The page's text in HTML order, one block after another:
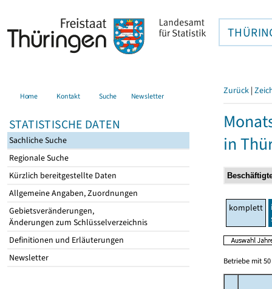
Home Kontakt Suche Newsletter
STATISTISCHE DATEN
Sachliche Suche
Regionale Suche
Kürzlich bereitgestellte Daten
Allgemeine Angaben, Zuordnungen
Gebietsveränderungen,
Änderungen zum Schlüsselverzeichnis
Definitionen und Erläuterungen
Newsletter
Zurück |
in
komplett
Betriebe mit